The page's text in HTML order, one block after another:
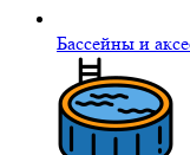
Бассейны и